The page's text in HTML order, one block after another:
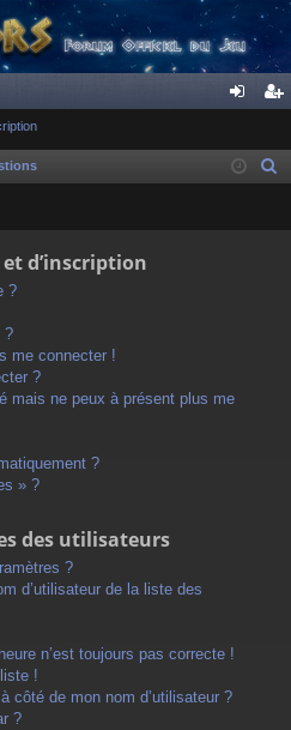
ne cri
d’inscription
?
?
me connecter !
?
mais ne peux à présent plus me
?
» ?
des utilisateurs
?
d’utilisateur de la liste des
n’est toujours pas correcte !
!
côté de mon nom d’utilisateur ?
?